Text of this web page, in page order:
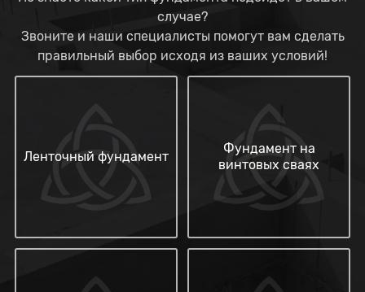
случае?
Звоните и наши специалисты помогут вам сделать
правильный выбор исходя из ваших условий!
Ленточный фундамент
Фундамент на
винтовых сваях